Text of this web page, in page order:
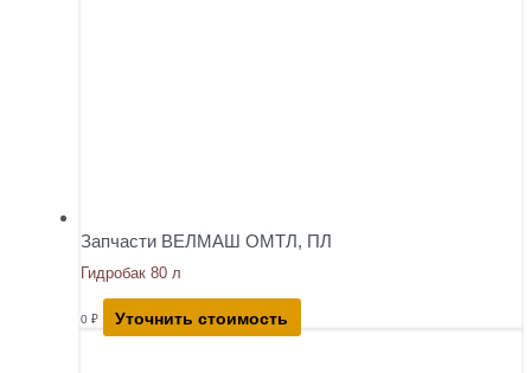
Запчасти ВЕЛМАШ ОМТЛ, ПЛ
Гидробак 80 л
0 ₽ Уточнить стоимость